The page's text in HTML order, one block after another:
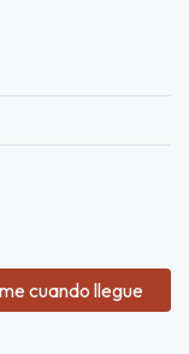
cuando llegue